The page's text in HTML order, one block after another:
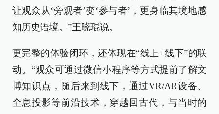
让观众从‘旁观者’变‘参与者’，更身临其境地感
知历史语境。”王晓琨说。
更完整的体验闭环，还体现在“线上+线下”的联
动。“观众可通过微信小程序等方式提前了解文
博知识点，随后来到线下，通过VR/AR设备、
全息投影等前沿技术，穿越回古代，与当时的